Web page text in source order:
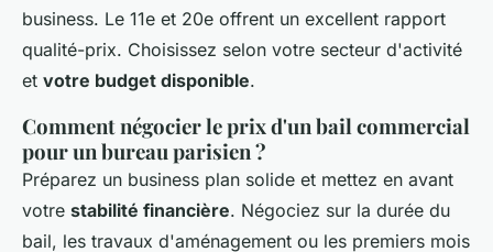
business. Le 11e et 20e offrent un excellent rapport
qualité-prix. Choisissez selon votre secteur d'activité
et votre budget disponible.
Comment négocier le prix d'un bail commercial
pour un bureau parisien ?
Préparez un business plan solide et mettez en avant
votre stabilité financière. Négociez sur la durée du
bail, les travaux d'aménagement ou les premiers mois